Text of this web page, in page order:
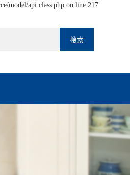
model/api.class.php on line 217